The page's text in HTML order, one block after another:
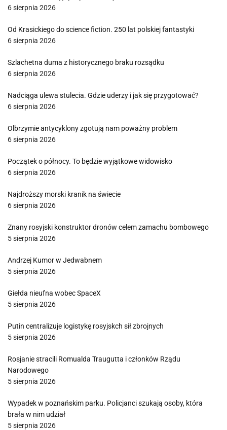
6 sierpnia 2026
Od Krasickiego do science fiction. 250 lat polskiej fantastyki
6 sierpnia 2026
Szlachetna duma z historycznego braku rozsądku
6 sierpnia 2026
Nadciąga ulewa stulecia. Gdzie uderzy i jak się przygotować?
6 sierpnia 2026
Olbrzymie antycyklony zgotują nam poważny problem
6 sierpnia 2026
Początek o północy. To będzie wyjątkowe widowisko
6 sierpnia 2026
Najdroższy morski kranik na świecie
6 sierpnia 2026
Znany rosyjski konstruktor dronów celem zamachu bombowego
5 sierpnia 2026
Andrzej Kumor w Jedwabnem
5 sierpnia 2026
Giełda nieufna wobec SpaceX
5 sierpnia 2026
Putin centralizuje logistykę rosyjskch sił zbrojnych
5 sierpnia 2026
Rosjanie stracili Romualda Traugutta i członków Rządu
Narodowego
5 sierpnia 2026
Wypadek w poznańskim parku. Policjanci szukają osoby, która
brała w nim udział
5 sierpnia 2026